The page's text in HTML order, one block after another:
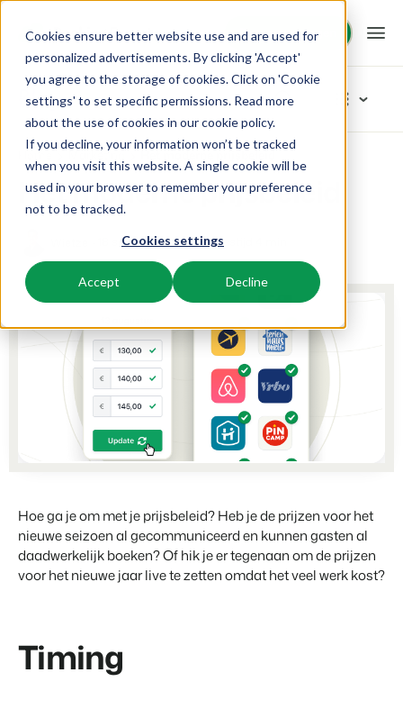
Cookies ensure better website use and are used for
personalized advertisements. By clicking 'Accept'
you agree to the storage of cookies. Click on 'Cookie
settings' to set specific permissions. Read more
about the use of cookies in our cookie policy.
If you decline, your information won’t be tracked
when you visit this website. A single cookie will be
used in your browser to remember your preference
not to be tracked.
Cookies settings
Accept Decline
Demo aanvragen
Demo aanvragen
Platform
BEX PMS
Reserveringssysteem
Beheer alle back office processen.
Adverteer jouw aanbod op een mix van kanalen.
Boost directe boekingen via jouw website.
Integreer jouw favoriete apps en tools.
Business Intelligence
Maak betere keuzes op basis van data.
Bied transparantie aan eigenaren.
Website Integratie
Heb je al een website? Integratie is mogelijk.
Klaar om te groeien?
Oplossingen
Booking Experts voor:
Villa's, bungalows, chalets en boomhutten.
Hotelkamers, appartementen, B&Bs en pensions.
Ski-, spa-, duik- en golfresorts.
Campings
Kampeerplaatsen, glamping tenten en caravans.
Ketens en individuele merken.
Verhuurorganisaties
Exclusieve verhuur en resellers.
Vastgoed en nieuwbouwprojecten.
Resources
Kennis
BEX Educate | Pro
Blijven leren, blijven leiden in de recreatie.
BEX Educate | NextGen
Kennis en groei voor de recreatie-expert van de toekomst.
Lees over trends in de sector en krijg tips.
Ervaringen van onze gebruikers.
Kom in contact
Developers
Prijzen
Klantverhalen
BEX Overzicht
Voor vakantieparken
Voor campings
Overstappen naar BEX
Blog
Blader in categoriëen
Nieuw
Klaar voor innovatie
Product
Van idee tot oplossing
Team en Cultuur
Toegewijd aan succes
Marketing
Tips en werkwijzen
Partnerships
Samen sterker
BLOG
4 Redenen waarom jij moet
overstappen op facturatie bij
Home Marketing
Het moderne prijsbeleid
18 september 2023 Leestijd 4 min
Hoe ga je om met je prijsbeleid? Heb je de prijzen voor het
nieuwe seizoen al gecommuniceerd en kunnen gasten al
daadwerkelijk boeken? Of hik je er tegenaan om de prijzen
voor het nieuwe jaar live te zetten omdat het veel werk kost?
Timing